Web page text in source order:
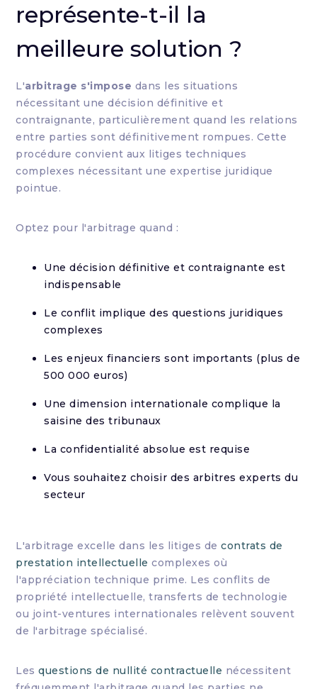
représente-t-il la
meilleure solution ?
L'arbitrage s'impose dans les situations
nécessitant une décision définitive et
contraignante, particulièrement quand les relations
entre parties sont définitivement rompues. Cette
procédure convient aux litiges techniques
complexes nécessitant une expertise juridique
pointue.
Optez pour l'arbitrage quand :
Une décision définitive et contraignante est
indispensable
Le conflit implique des questions juridiques
complexes
Les enjeux financiers sont importants (plus de
500 000 euros)
Une dimension internationale complique la
saisine des tribunaux
La confidentialité absolue est requise
Vous souhaitez choisir des arbitres experts du
secteur
L'arbitrage excelle dans les litiges decontrats de
prestation intellectuelle complexes où
l'appréciation technique prime. Les conflits de
propriété intellectuelle, transferts de technologie
ou joint-ventures internationales relèvent souvent
de l'arbitrage spécialisé.
Lesquestions de nullité contractuelle nécessitent